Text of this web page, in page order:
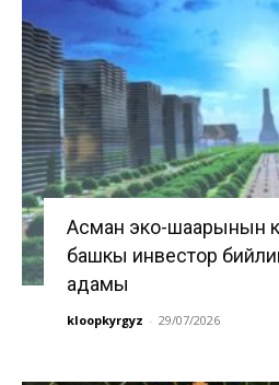
Асман эко-шаарынын
башкы инвестор
адамы
kloopkyrgyz - 29/07/2026